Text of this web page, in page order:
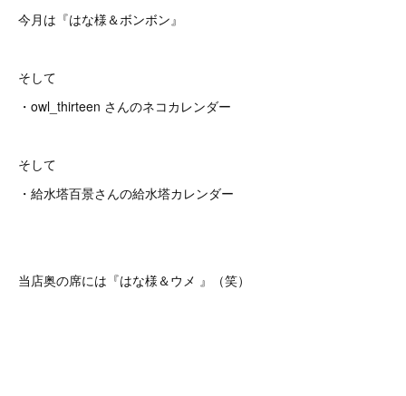
今月は『はな様＆ボンボン』
そして
・owl_thirteen さんのネコカレンダー
そして
・給水塔百景さんの給水塔カレンダー
当店奥の席には『はな様＆ウメ 』（笑）